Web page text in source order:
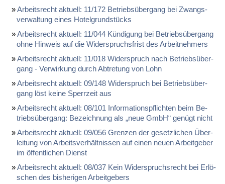
Ar­beits­recht ak­tu­ell: 11/172 Be­triebs­über­gang bei Zwangs­
ver­wal­tung ei­nes Ho­tel­grund­stücks
Ar­beits­recht ak­tu­ell: 11/044 Kün­di­gung bei Be­triebs­über­gang
oh­ne Hin­weis auf die Wi­der­spruchs­frist des Ar­beit­neh­mers
Ar­beits­recht ak­tu­ell: 11/018 Wi­der­spruch nach Be­triebs­über­
gang - Ver­wir­kung durch Ab­tre­tung von Lohn
Ar­beits­recht ak­tu­ell: 09/148 Wi­der­spruch bei Be­triebs­über­
gang löst kei­ne Sperr­zeit aus
Ar­beits­recht ak­tu­ell: 08/101 In­for­ma­ti­ons­pflich­ten beim Be­
triebs­über­gang: Be­zeich­nung als „neue GmbH“ ge­nügt nicht
Ar­beits­recht ak­tu­ell: 09/056 Gren­zen der ge­setz­li­chen Über­
lei­tung von Ar­beits­ver­hält­nis­sen auf ei­nen neu­en Ar­beit­ge­ber
im öf­fent­li­chen Dienst
Ar­beits­recht ak­tu­ell: 08/037 Kein Wi­der­spruchs­recht bei Er­lö­
schen des bis­he­ri­gen Ar­beit­ge­bers